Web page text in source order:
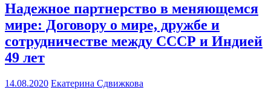
Надежное партнерство в меняющемся
мире: Договору о мире, дружбе и
сотрудничестве между СССР и Индией
49 лет
14.08.2020 Екатерина Сдвижкова